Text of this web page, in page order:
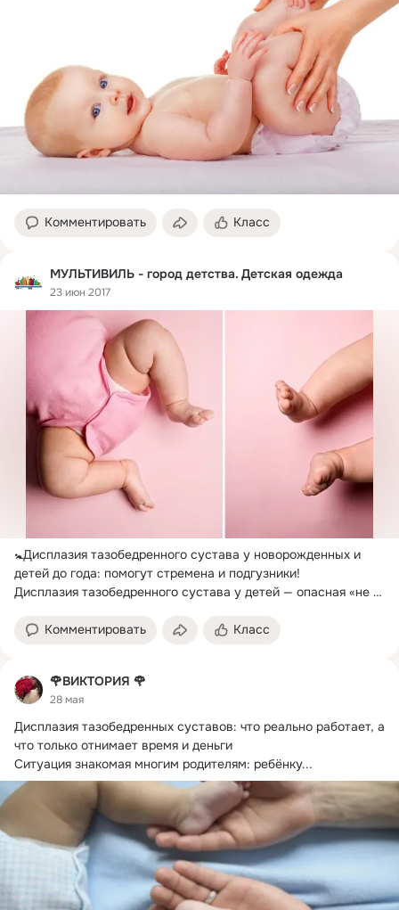
Комментировать Класс
МУЛЬТИВИЛЬ - город детства. Детская одежда
23 июн 2017
🚼Дисплазия тазобедренного сустава у новорожденных и
детей до года: помогут стремена и подгузники!
Дисплазия тазобедренного сустава у детей — опасная «не
Комментировать
Класс
🌹ВИКТОРИЯ 🌹
28 мая
Дисплазия тазобедренных суставов: что реально работает, а
что только отнимает время и деньги
Ситуация знакомая многим родителям: ребёнку...